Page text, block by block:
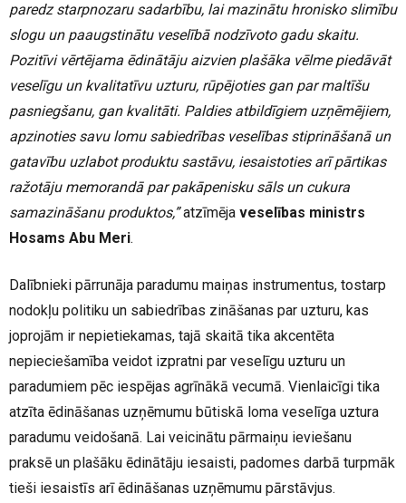
paredz starpnozaru sadarbību, lai mazinātu hronisko slimību
slogu un paaugstinātu veselībā nodzīvoto gadu skaitu.
Pozitīvi vērtējama ēdinātāju aizvien plašāka vēlme piedāvāt
veselīgu un kvalitatīvu uzturu, rūpējoties gan par maltīšu
pasniegšanu, gan kvalitāti. Paldies atbildīgiem uzņēmējiem,
apzinoties savu lomu sabiedrības veselības stiprināšanā un
gatavību uzlabot produktu sastāvu, iesaistoties arī pārtikas
ražotāju memorandā par pakāpenisku sāls un cukura
samazināšanu produktos,”atzīmēja veselības ministrs
Hosams Abu Meri.
Dalībnieki pārrunāja paradumu maiņas instrumentus, tostarp
nodokļu politiku un sabiedrības zināšanas par uzturu, kas
joprojām ir nepietiekamas, tajā skaitā tika akcentēta
nepieciešamība veidot izpratni par veselīgu uzturu un
paradumiem pēc iespējas agrīnākā vecumā. Vienlaicīgi tika
atzīta ēdināšanas uzņēmumu būtiskā loma veselīga uztura
paradumu veidošanā. Lai veicinātu pārmaiņu ieviešanu
praksē un plašāku ēdinātāju iesaisti, padomes darbā turpmāk
tieši iesaistīs arī ēdināšanas uzņēmumu pārstāvjus.